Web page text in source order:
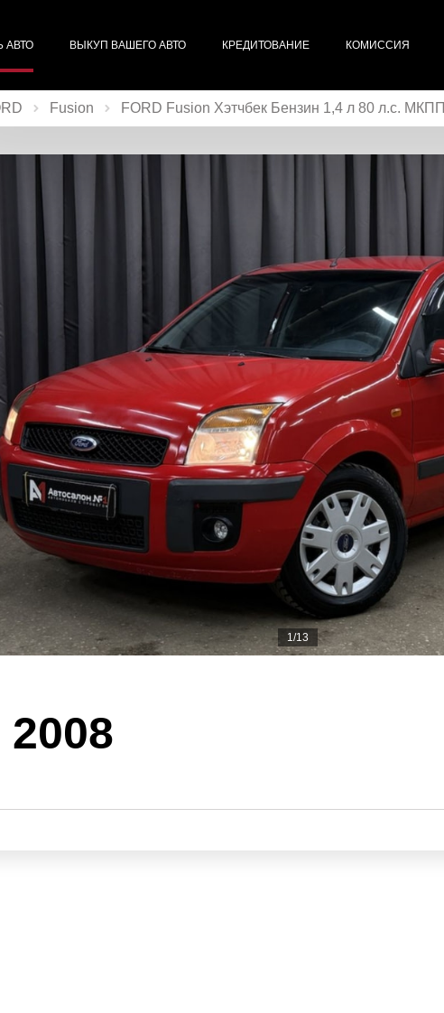
АВТО ВЫКУП ВАШЕГО АВТО КРЕДИТОВАНИЕ КОМИССИЯ
Fusion FORD Fusion Хэтчбек Бензин 1,4 л 80 л.с. МКПП
1/13